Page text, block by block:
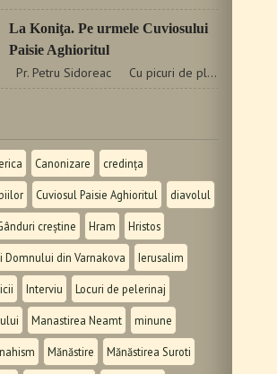
La Koniţa. Pe urmele Cuviosului
Paisie Aghioritul
Pr. Petru Sidoreac Cu picuri de ploaie fruntea mi-o…
Canonizare credința
Cuviosul Paisie Aghioritul diavolul
creștine Hram Hristos
Domnului din Varnakova Ierusalim
Interviu Locuri de pelerinaj
Manastirea Neamt minune
Mănăstire Mănăstirea Suroti